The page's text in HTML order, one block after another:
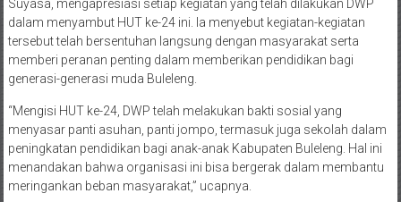
Suyasa, mengapresiasi setiap kegiatan yang telah dilakukan DWP
dalam menyambut HUT ke-24 ini. Ia menyebut kegiatan-kegiatan
tersebut telah bersentuhan langsung dengan masyarakat serta
memberi peranan penting dalam memberikan pendidikan bagi
generasi-generasi muda Buleleng.
“Mengisi HUT ke-24, DWP telah melakukan bakti sosial yang
menyasar panti asuhan, panti jompo, termasuk juga sekolah dalam
peningkatan pendidikan bagi anak-anak Kabupaten Buleleng. Hal ini
menandakan bahwa organisasi ini bisa bergerak dalam membantu
meringankan beban masyarakat,” ucapnya.